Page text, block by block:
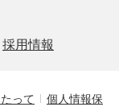
採用情報
って
個人情報保